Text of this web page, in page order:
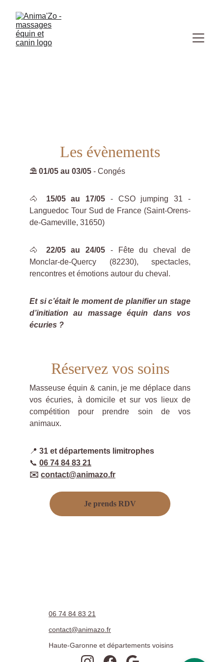
⛱ 01/05 au 03/05 - Congés
🐴 15/05 au 17/05 - CSO jumping 31 -
Languedoc Tour Sud de France (Saint-Orens-
de-Gameville, 31650)
🐴 22/05 au 24/05 - Fête du cheval de
Monclar-de-Quercy (82230), spectacles,
rencontres et émotions autour du cheval.
Et si c’était le moment de planifier un stage
d’initiation au massage équin dans vos
écuries ?
Je prends RDV
Les évènements
Masseuse équin & canin, je me déplace dans
vos écuries, à domicile et sur vos lieux de
compétition pour prendre soin de vos
animaux.
📍 31 et départements limitrophes
📞 06 74 84 83 21
✉️ contact@animazo.fr
Réservez vos soins
06 74 84 83 21
contact@animazo.fr
Haute-Garonne et départements voisins